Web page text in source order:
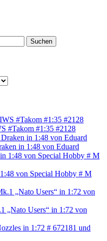
Suchen
#Takom #1:35 #2128
in 1:48 von Eduard
von Special Hobby # M
„Nato Users“ in 1:72 von